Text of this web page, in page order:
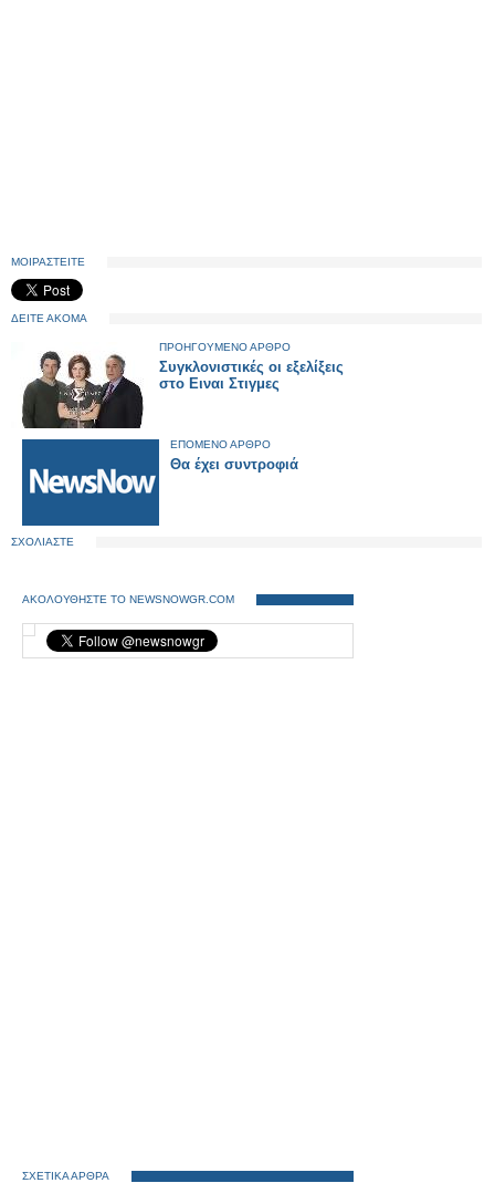
ΜΟΙΡΑΣΤΕΙΤΕ
ΔΕΙΤΕ ΑΚΟΜΑ
ΠΡΟΗΓΟΥΜΕΝΟ ΑΡΘΡΟ
Συγκλονιστικές οι εξελίξεις
στο Ειναι Στιγμες
ΕΠΟΜΕΝΟ ΑΡΘΡΟ
Θα έχει συντροφιά
ΣΧΟΛΙΑΣΤΕ
ΑΚΟΛΟΥΘΗΣΤΕ ΤΟ NEWSNOWGR.COM
ΣΧΕΤΙΚΑ ΑΡΘΡΑ